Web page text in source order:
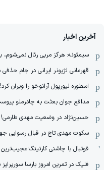
آخرین اخبار
سیمئونه: هرگز مربی رئال نمی‌شوم،
قهرمانی لژیونر ایرانی در جام حذفی
اسطوره لیورپول آرائوخو را ویران کرد!
مدافع جوان بعثت به چادرملو
حسین‌نژاد در وضعیت مهدی طارمی!
سکوت مهدی تاج در قبال رسوایی
فوتبال با چاشنی
فلیک در تمرین امروز بارسا